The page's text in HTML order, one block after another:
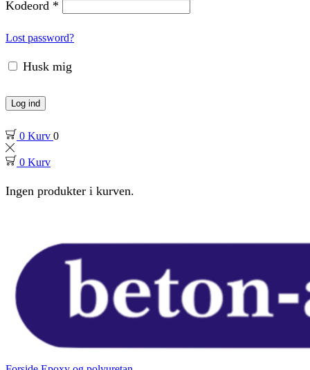
Kodeord *
Lost password?
Husk mig
Log ind
0 Kurv 0
0 Kurv
Ingen produkter i kurven.